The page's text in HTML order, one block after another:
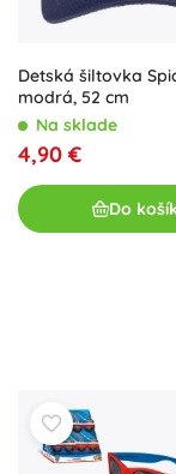
k moru, čaká vás
Detská šiltovka
modrá, 52 cm
Na sklade
4,90 €
Do